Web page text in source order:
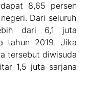
8,65 persen
Dari seluruh
dari 6,1 juta
tahun 2019. Jika
tersebut diwisuda
1,5 juta sarjana